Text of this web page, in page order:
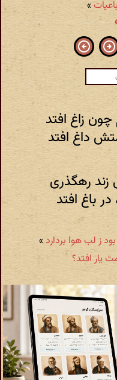
»
زاغ افتد
داغ افتد
رهگذری
باغ افتد
»